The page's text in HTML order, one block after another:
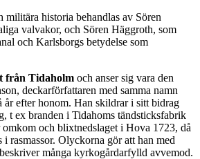
militära historia behandlas av Sören
valvakor, och Sören Häggroth, som
och Karlsborgs betydelse som
från Tidaholm och anser sig vara den
deckarförfattaren med samma namn
år efter honom. Han skildrar i sitt bidrag
t ex branden i Tidahoms tändsticksfabrik
och blixtnedslaget i Hova 1723, då
i rasmassor. Olyckorna gör att han med
många kyrkogårdarfylld avvemod.